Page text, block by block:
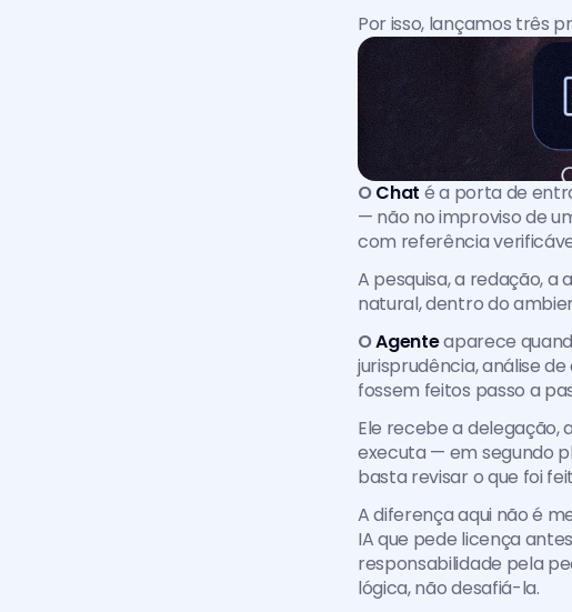
Por isso, lançamos três
O Chat é a porta de
— não no improviso de
com referência
A pesquisa, a redação,
natural, dentro do
O Agenteaparece
jurisprudência, análise
fossem feitos passo a
Ele recebe a delegação,
executa — em segundo
basta revisar o que foi
A diferença aqui não é
IA que pede licença
responsabilidade pela
lógica, não desafiá-la.